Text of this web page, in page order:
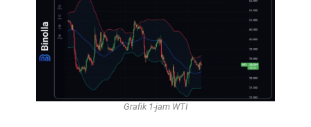
Grafik 1-jam WTI